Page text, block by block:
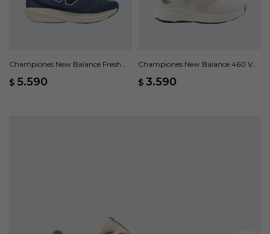
Championes New Balance Fresh
$ 5.590
Championes New Balance 460 V4
$ 3.590